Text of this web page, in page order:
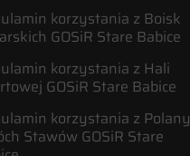
korzystania z Boisk
GOSiR Stare Babice
korzystania z Hali
GOSiR Stare Babice
korzystania z Polany
Stawów GOSiR Stare